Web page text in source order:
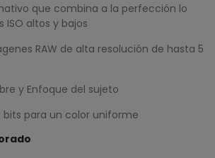
que combina a la perfección lo
ISO altos y bajos
RAW de alta resolución de hasta 5
y Enfoque del sujeto
bits para un color uniforme